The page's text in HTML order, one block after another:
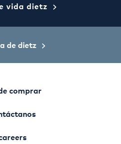
vida dietz
de dietz
comprar